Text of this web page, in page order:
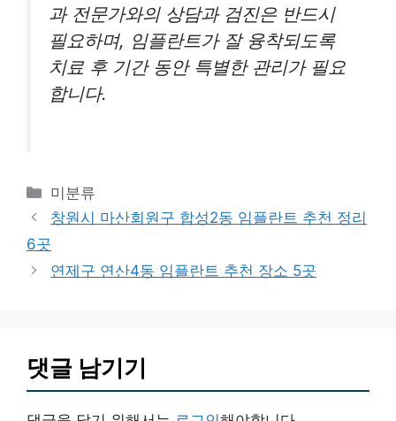
과 전문가와의 상담과 검진은 반드시
필요하며, 임플란트가 잘 융착되도록
치료 후 기간 동안 특별한 관리가 필요
합니다.
카
테
미분류
창원시 마산회원구 합성2동 임플란트 추천 정리
6곳
연제구 연산4동 임플란트 추천 장소 5곳
댓글 남기기